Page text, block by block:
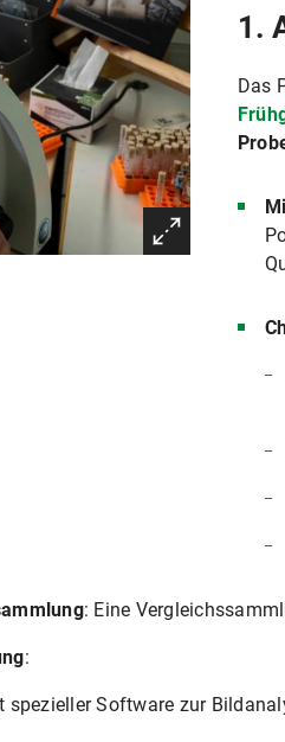
1.
Das
: Eine
:
spezieller Software zur